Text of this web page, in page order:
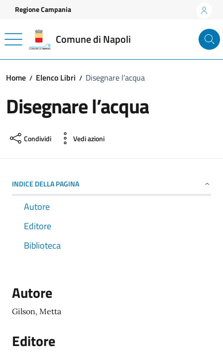
Vai ai contenuti
Vai al footer
Regione Campania
Comune di Napoli
Home Elenco Libri Disegnare l’acqua
Disegnare l’acqua
Condividi Vedi azioni
INDICE DELLA PAGINA
Autore
Editore
Biblioteca
Autore
Gilson, Metta
Editore